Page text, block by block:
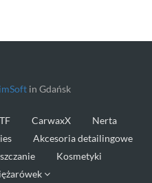
in Gdańsk
CarwaxX
Nerta
Akcesoria detailingowe
Kosmetyki